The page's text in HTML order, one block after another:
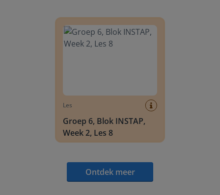
Les
Groep 6, Blok INSTAP,
Week 2, Les 8
Ontdek meer